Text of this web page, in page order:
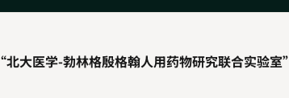
“北大医学-勃林格殷格翰人用药物研究联合实验室”